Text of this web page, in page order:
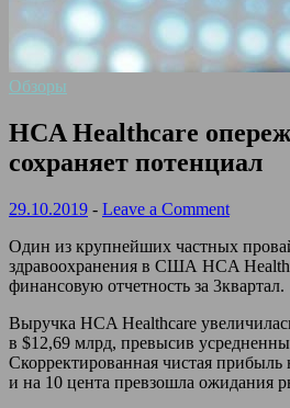
Обзоры
HCA Healthcare
сохраняет потенциал
29.10.2019 - Leave a Comment
Один из крупнейших частных
здравоохранения в США HCA
финансовую отчетность за 3квартал.
Выручка HCA Healthcare
в $12,69 млрд, превысив
Скорректированная чистая
и на 10 цента превзошла ожидания